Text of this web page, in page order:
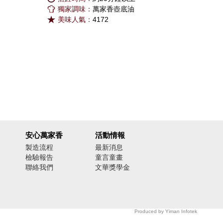
獨家調味：萬家香壺底油
美味人氣：4172
安心萬家香
製造流程
檢驗報告
聯絡我們
活動情報
最新消息
童言童畫
文華獎學金
Produced by Yiman Infotek